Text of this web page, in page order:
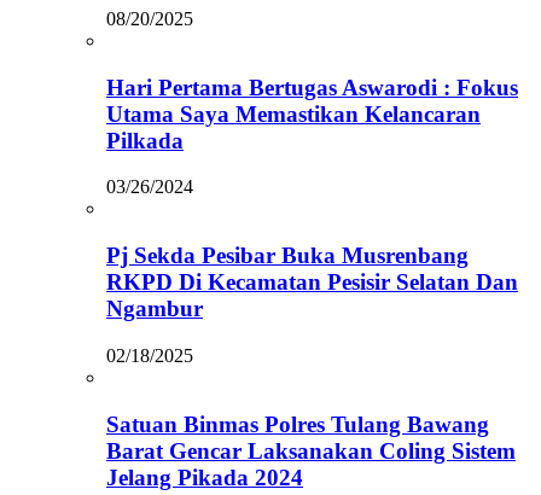
08/20/2025
Hari Pertama Bertugas Aswarodi : Fokus
Utama Saya Memastikan Kelancaran
Pilkada
03/26/2024
Pj Sekda Pesibar Buka Musrenbang
RKPD Di Kecamatan Pesisir Selatan Dan
Ngambur
02/18/2025
Satuan Binmas Polres Tulang Bawang
Barat Gencar Laksanakan Coling Sistem
Jelang Pikada 2024